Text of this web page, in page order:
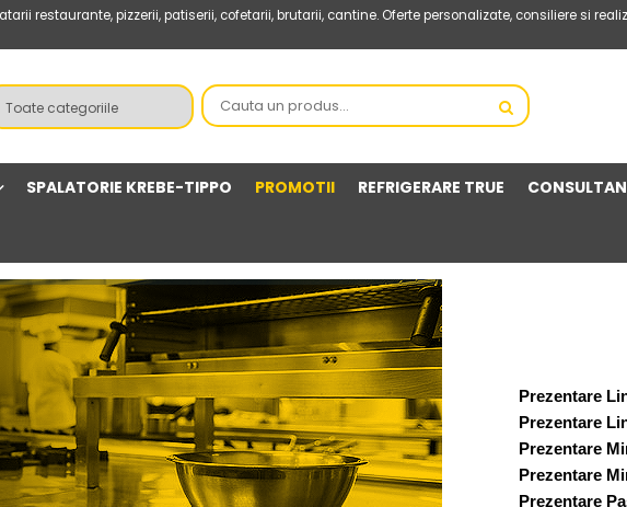
restaurante, pizzerii, patiserii, cofetarii, brutarii, cantine. Oferte personalizate, consiliere si
SPALATORIE KREBE-TIPPO PROMOTII REFRIGERARE TRUE
Prezentare
Prezentare
Prezentare
Prezentare
Prezentare